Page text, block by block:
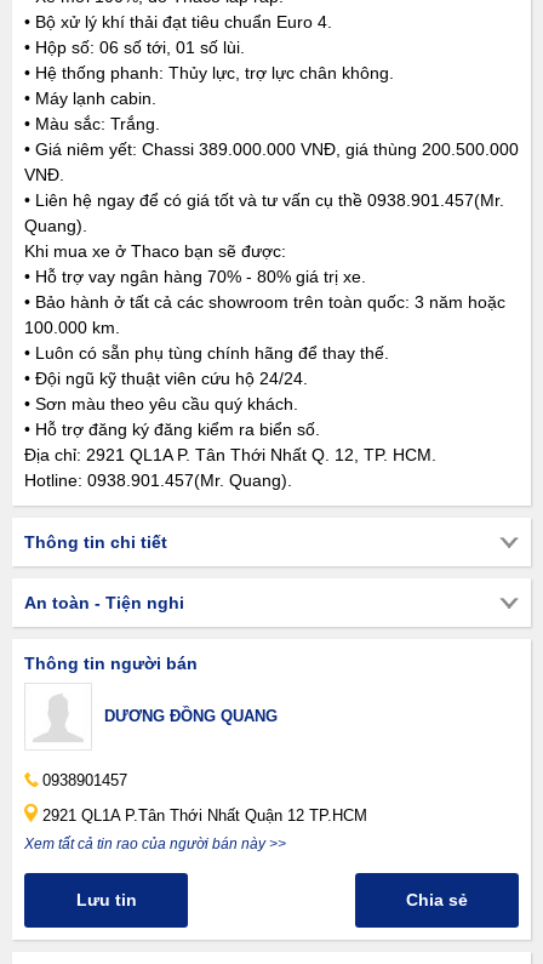
• Bộ xử lý khí thải đạt tiêu chuẩn Euro 4.
• Hộp số: 06 số tới, 01 số lùi.
• Hệ thống phanh: Thủy lực, trợ lực chân không.
• Máy lạnh cabin.
• Màu sắc: Trắng.
• Giá niêm yết: Chassi 389.000.000 VNĐ, giá thùng 200.500.000
VNĐ.
• Liên hệ ngay để có giá tốt và tư vấn cụ thề 0938.901.457(Mr.
Quang).
Khi mua xe ở Thaco bạn sẽ được:
• Hỗ trợ vay ngân hàng 70% - 80% giá trị xe.
• Bảo hành ở tất cả các showroom trên toàn quốc: 3 năm hoặc
100.000 km.
• Luôn có sẵn phụ tùng chính hãng để thay thế.
• Đội ngũ kỹ thuật viên cứu hộ 24/24.
• Sơn màu theo yêu cầu quý khách.
• Hỗ trợ đăng ký đăng kiểm ra biển số.
Địa chỉ: 2921 QL1A P. Tân Thới Nhất Q. 12, TP. HCM.
Hotline: 0938.901.457(Mr. Quang).
Thông tin chi tiết
An toàn - Tiện nghi
Thông tin người bán
DƯƠNG ĐỒNG QUANG
0938901457
2921 QL1A P.Tân Thới Nhất Quận 12 TP.HCM
Xem tất cả tin rao của người bán này >>
Lưu tin Chia sẻ